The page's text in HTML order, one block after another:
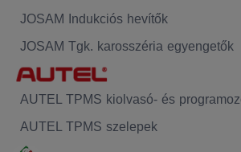
JOSAM Indukciós hevítők
JOSAM Tgk. karosszéria egyengetők
AUTEL TPMS kiolvasó- és
AUTEL TPMS szelepek